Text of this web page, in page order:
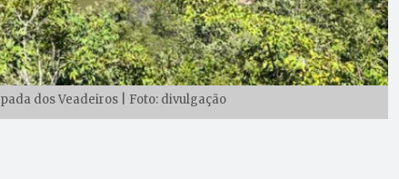
dos Veadeiros | Foto: divulgação